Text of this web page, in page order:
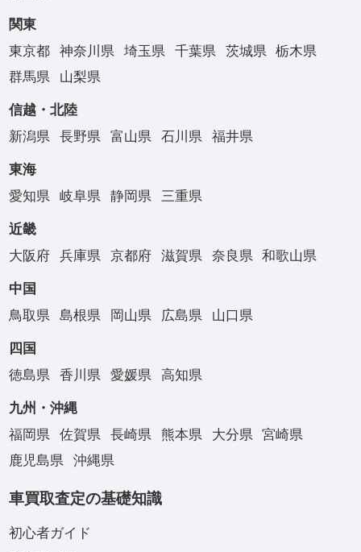
関東
東京都
神奈川県 埼玉県 千葉県 茨城県
栃木県
群馬県
山梨県
信越・北陸
新潟県
長野県 富山県 石川県 福井県
東海
愛知県
岐阜県 静岡県 三重県
近畿
大阪府
兵庫県 京都府 滋賀県 奈良県 和歌山県
中国
鳥取県
島根県 岡山県 広島県 山口県
四国
徳島県
香川県 愛媛県 高知県
九州・沖縄
福岡県
佐賀県 長崎県 熊本県 大分県
宮崎県
鹿児島県
沖縄県
車買取査定の基礎知識
初心者ガイド